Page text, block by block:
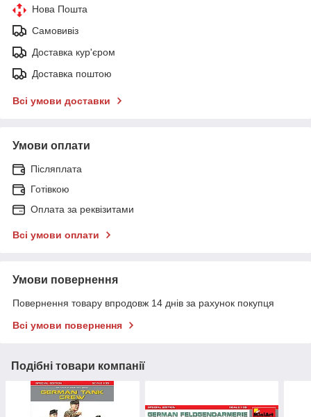
Нова Пошта
Самовивіз
Доставка кур'єром
Доставка поштою
Всі умови доставки
Умови оплати
Післяплата
Готівкою
Оплата за реквізитами
Всі умови оплати
Умови повернення
Повернення товару впродовж 14 днів за рахунок покупця
Всі умови повернення
Подібні товари компанії